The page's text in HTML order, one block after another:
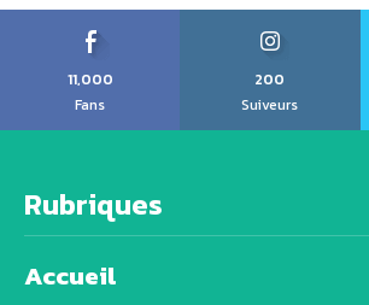
11,000
Fans
200
Suiveurs
Rubriques
Accueil